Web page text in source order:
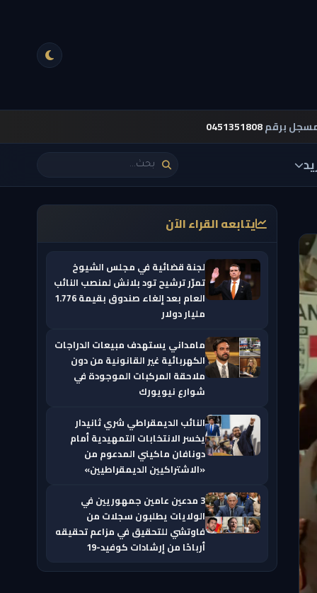
برقم0451351808
يتابعه القراء الآن
لجنة قضائية في مجلس الشيوخ
تمرّر ترشيح تود بلانش لمنصب النائب
العام بعد إلغاء صندوق بقيمة 1.776
مليار دولار
مامداني يستهدف مبيعات الدراجات
الكهربائية غير القانونية من دون
ملاحقة المركبات الموجودة في
شوارع نيويورك
النائب الديمقراطي شري ثانيدار
يخسر الانتخابات التمهيدية أمام
دونافان ماكيني المدعوم من
«الاشتراكيين الديمقراطيين»
3 مدعين عامين جمهوريين في
الولايات يطلبون سجلات من
فاوتشي للتحقيق في مزاعم تحقيقه
أرباحًا من إرشادات كوفيد-19